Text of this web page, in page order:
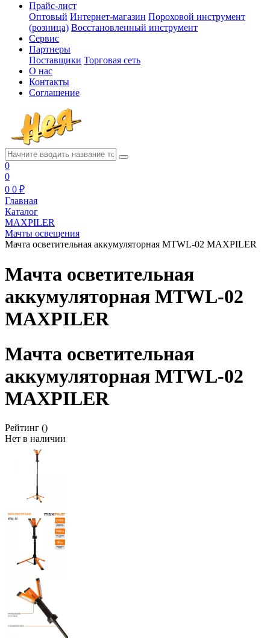
Прайс-лист
Оптовый Интернет-магазин Пороховой инструмент
(розница) Восстановленный инструмент
Сервис
Партнеры
Поставщики Торговая сеть
О нас
Контакты
Соглашение
0
0
0 0 ₽
Главная
Каталог
MAXPILER
Мачты освещения
Мачта осветительная аккумуляторная MTWL-02 MAXPILER
Мачта осветительная
аккумуляторная MTWL-02
MAXPILER
Мачта осветительная
аккумуляторная MTWL-02
MAXPILER
Рейтинг ()
Нет в наличии